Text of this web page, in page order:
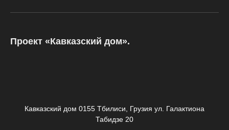
Проект «Кавказский дом».
Кавказский дом 0155 Тбилиси, Грузия ул. Галактиона
Табидзе 20